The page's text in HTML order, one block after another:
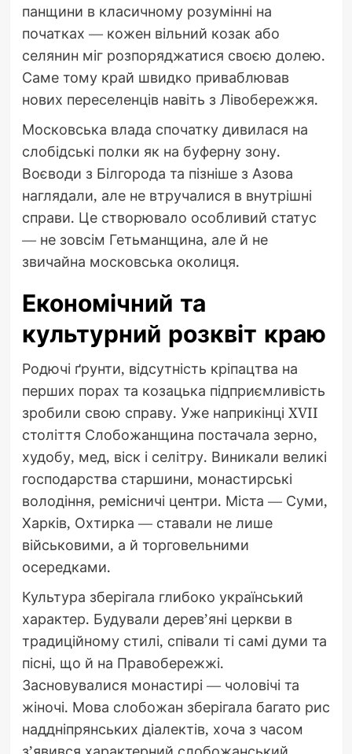
панщини в класичному розумінні на
початках — кожен вільний козак або
селянин міг розпоряджатися своєю долею.
Саме тому край швидко приваблював
нових переселенців навіть з Лівобережжя.
Московська влада спочатку дивилася на
слобідські полки як на буферну зону.
Воєводи з Білгорода та пізніше з Азова
наглядали, але не втручалися в внутрішні
справи. Це створювало особливий статус
— не зовсім Гетьманщина, але й не
звичайна московська околиця.
Економічний та
культурний розквіт краю
Родючі ґрунти, відсутність кріпацтва на
перших порах та козацька підприємливість
зробили свою справу. Уже наприкінці XVII
століття Слобожанщина постачала зерно,
худобу, мед, віск і селітру. Виникали великі
господарства старшини, монастирські
володіння, ремісничі центри. Міста — Суми,
Харків, Охтирка — ставали не лише
військовими, а й торговельними
осередками.
Культура зберігала глибоко український
характер. Будували дерев’яні церкви в
традиційному стилі, співали ті самі думи та
пісні, що й на Правобережжі.
Засновувалися монастирі — чоловічі та
жіночі. Мова слобожан зберігала багато рис
наддніпрянських діалектів, хоча з часом